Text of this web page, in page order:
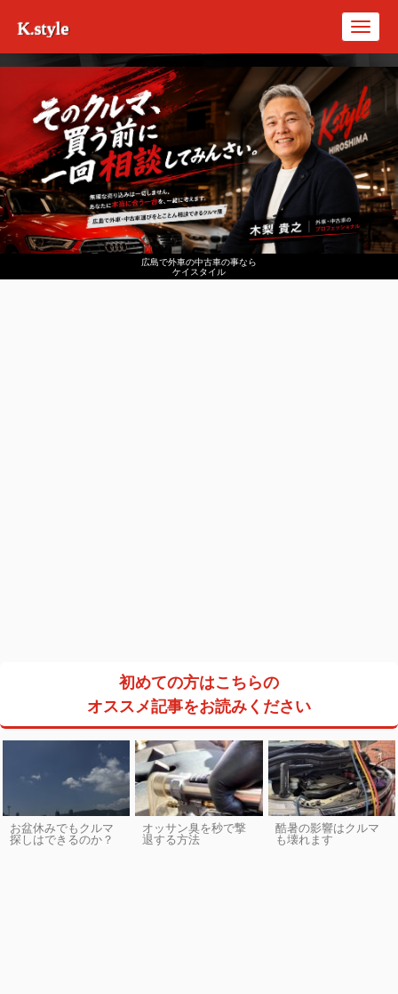
広島で外車の中古車の事なら
ケイスタイル
K.style
初めての方はこちらの
オススメ記事をお読みください
お盆休みでもクルマ
探しはできるのか？
オッサン臭を秒で撃
退する方法
酷暑の影響はクルマ
も壊れます